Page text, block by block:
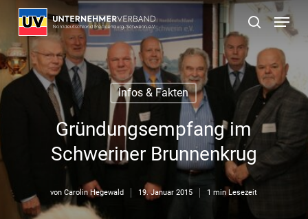
Skip
main
content
suchen
Menu
Infos & Fakten
Gründungsempfang im
Schweriner Brunnenkrug
von Carolin Hegewald 19. Januar 2015 1 min Lesezeit